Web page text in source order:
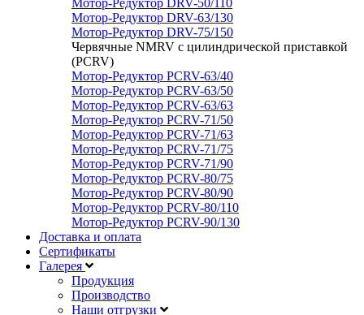
Мотор-Редуктор DRV-50/110
Мотор-Редуктор DRV-63/130
Мотор-Редуктор DRV-75/150
Червячные NMRV с цилиндрической приставкой
(PCRV)
Мотор-Редуктор PCRV-63/40
Мотор-Редуктор PCRV-63/50
Мотор-Редуктор PCRV-63/63
Мотор-Редуктор PCRV-71/50
Мотор-Редуктор PCRV-71/63
Мотор-Редуктор PCRV-71/75
Мотор-Редуктор PCRV-71/90
Мотор-Редуктор PCRV-80/75
Мотор-Редуктор PCRV-80/90
Мотор-Редуктор PCRV-80/110
Мотор-Редуктор PCRV-90/130
Доставка и оплата
Сертификаты
Галерея
Продукция
Производство
Наши отгрузки